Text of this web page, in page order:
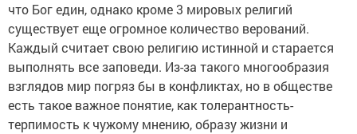
что Бог един, однако кроме 3 мировых религий
существует еще огромное количество верований.
Каждый считает свою религию истинной и старается
выполнять все заповеди. Из-за такого многообразия
взглядов мир погряз бы в конфликтах, но в обществе
есть такое важное понятие, как толерантность-
терпимость к чужому мнению, образу жизни и